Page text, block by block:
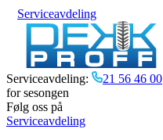
Serviceavdeling
Serviceavdeling: 21 56 46 00
for sesongen
Følg oss på
Serviceavdeling